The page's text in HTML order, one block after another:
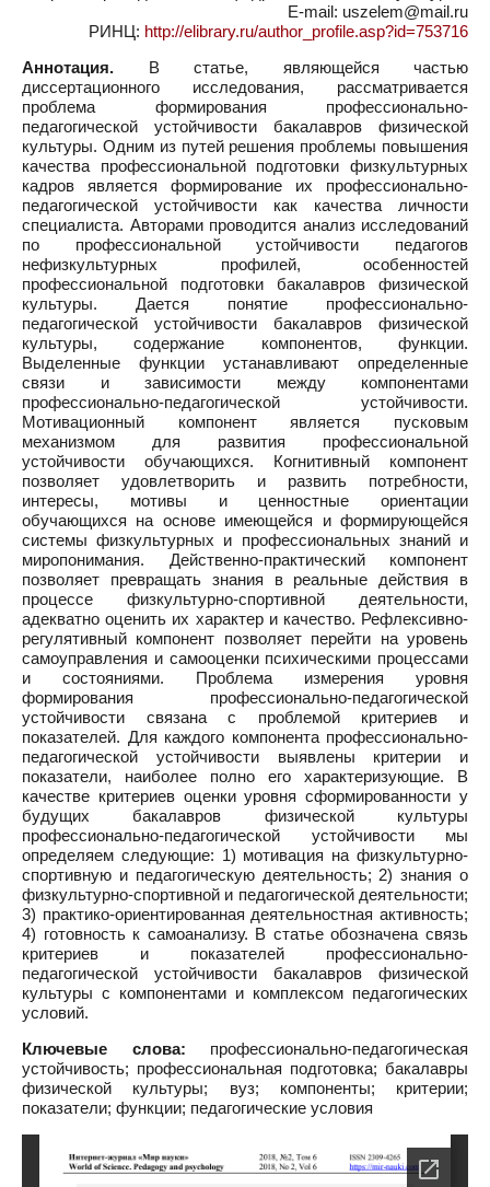
E-mail: uszelem@mail.ru
РИНЦ: http://elibrary.ru/author_profile.asp?id=753716
Аннотация. В статье, являющейся частью
диссертационного исследования, рассматривается
проблема формирования профессионально-
педагогической устойчивости бакалавров физической
культуры. Одним из путей решения проблемы повышения
качества профессиональной подготовки физкультурных
кадров является формирование их профессионально-
педагогической устойчивости как качества личности
специалиста. Авторами проводится анализ исследований
по профессиональной устойчивости педагогов
нефизкультурных профилей, особенностей
профессиональной подготовки бакалавров физической
культуры. Дается понятие профессионально-
педагогической устойчивости бакалавров физической
культуры, содержание компонентов, функции.
Выделенные функции устанавливают определенные
связи и зависимости между компонентами
профессионально-педагогической устойчивости.
Мотивационный компонент является пусковым
механизмом для развития профессиональной
устойчивости обучающихся. Когнитивный компонент
позволяет удовлетворить и развить потребности,
интересы, мотивы и ценностные ориентации
обучающихся на основе имеющейся и формирующейся
системы физкультурных и профессиональных знаний и
миропонимания. Действенно-практический компонент
позволяет превращать знания в реальные действия в
процессе физкультурно-спортивной деятельности,
адекватно оценить их характер и качество. Рефлексивно-
регулятивный компонент позволяет перейти на уровень
самоуправления и самооценки психическими процессами
и состояниями. Проблема измерения уровня
формирования профессионально-педагогической
устойчивости связана с проблемой критериев и
показателей. Для каждого компонента профессионально-
педагогической устойчивости выявлены критерии и
показатели, наиболее полно его характеризующие. В
качестве критериев оценки уровня сформированности у
будущих бакалавров физической культуры
профессионально-педагогической устойчивости мы
определяем следующие: 1) мотивация на физкультурно-
спортивную и педагогическую деятельность; 2) знания о
физкультурно-спортивной и педагогической деятельности;
3) практико-ориентированная деятельностная активность;
4) готовность к самоанализу. В статье обозначена связь
критериев и показателей профессионально-
педагогической устойчивости бакалавров физической
культуры с компонентами и комплексом педагогических
условий.
Ключевые слова: профессионально-педагогическая
устойчивость; профессиональная подготовка; бакалавры
физической культуры; вуз; компоненты; критерии;
показатели; функции; педагогические условия